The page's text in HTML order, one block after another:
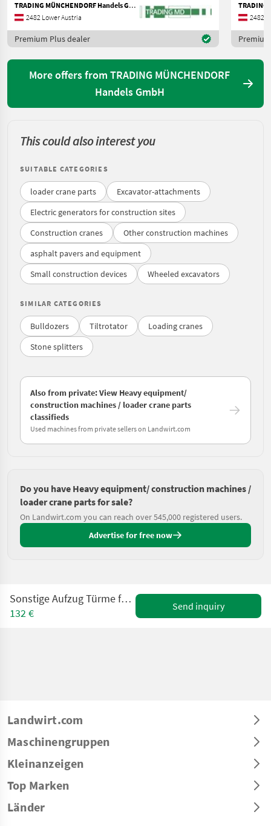
TRADING MÜNCHENDORF Handels GmbH
2482 Lower Austria
Premium Plus dealer
2482
More offers from TRADING MÜNCHENDORF
Handels GmbH
This could also interest you
SUITABLE CATEGORIES
loader crane parts
Excavator-attachments
Electric generators for construction sites
Construction cranes
Other construction machines
asphalt pavers and equipment
Small construction devices
Wheeled excavators
SIMILAR CATEGORIES
Bulldozers Tiltrotator
Loading cranes
Stone splitters
Also from private: View Heavy equipment/
construction machines / loader crane parts
classifieds
Used machines from private sellers on Landwirt.com
Do you have Heavy equipment/ construction machines /
loader crane parts for sale?
On Landwirt.com you can reach over 545,000 registered users.
Advertise for free now
Sonstige Aufzug Türme für zb. lichturm antennenturm etc..
132 €
Send inquiry
Landwirt.com
Maschinengruppen
Kleinanzeigen
Top Marken
Länder